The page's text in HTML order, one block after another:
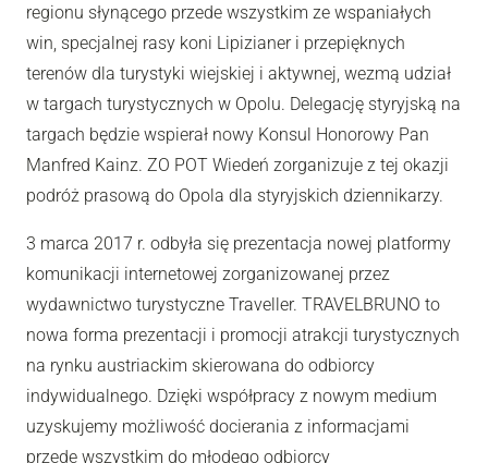
regionu słynącego przede wszystkim ze wspaniałych
win, specjalnej rasy koni Lipizianer i przepięknych
terenów dla turystyki wiejskiej i aktywnej, wezmą udział
w targach turystycznych w Opolu. Delegację styryjską na
targach będzie wspierał nowy Konsul Honorowy Pan
Manfred Kainz. ZO POT Wiedeń zorganizuje z tej okazji
podróż prasową do Opola dla styryjskich dziennikarzy.
3 marca 2017 r. odbyła się prezentacja nowej platformy
komunikacji internetowej zorganizowanej przez
wydawnictwo turystyczne Traveller. TRAVELBRUNO to
nowa forma prezentacji i promocji atrakcji turystycznych
na rynku austriackim skierowana do odbiorcy
indywidualnego. Dzięki współpracy z nowym medium
uzyskujemy możliwość docierania z informacjami
przede wszystkim do młodego odbiorcy